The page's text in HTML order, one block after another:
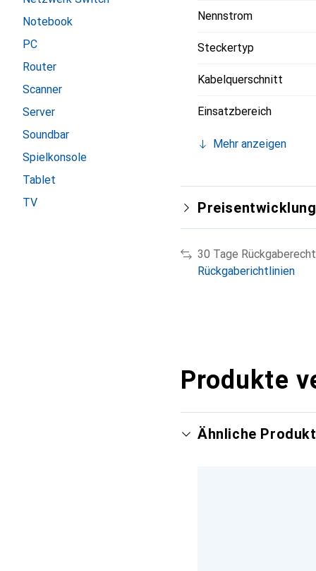
Notebook
PC
Router
Scanner
Server
Soundbar
Spielkonsole
Tablet
TV
Nennstrom
Steckertyp
Kabelquerschnitt
Einsatzbereich
Mehr anzeigen
Preisentwicklung
30 Tage Rückgaberecht
Rückgaberichtlinien
Produkte
Ähnliche